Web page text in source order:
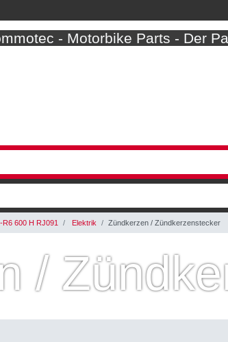
- Motorbike Parts - Der
R6 600 H RJ091 Elektrik Zündkerzen / Zündkerzenstecker
/